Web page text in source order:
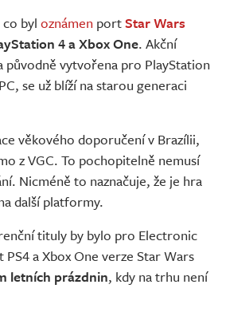
byl oznámen portStar Wars
4a Xbox One. Akční
původně vytvořena pro PlayStation
se už blíží na starou generaci
věkového doporučení v Brazílii,
z VGC. To pochopitelně nemusí
Nicméně to naznačuje, že je hra
další platformy.
tituly by bylo pro Electronic
a Xbox One verze Star Wars
letních prázdnin, kdy na trhu není